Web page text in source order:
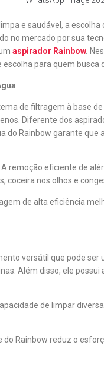
e saudável, a
no mercado por sua
aspirador Rainbow.
para quem busca
de filtragem à base
Diferente dos
do Rainbow garante
A remoção eficiente de
coceira nos olhos e
de alta eficiência
versátil que pode
Além disso, ele
de limpar
do Rainbow reduz o